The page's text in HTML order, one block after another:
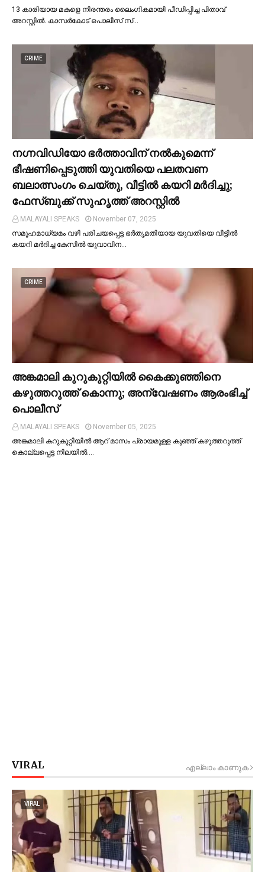
13 കാരിയായ മകളെ നിരന്തരം ലൈംഗികമായി പീഡിപ്പിച്ച പിതാവ്
അറസ്റ്റില്‍. കാസർകോട് പൊലീസ് സ്…
CRIME
നഗ്നവിഡിയോ ഭര്‍ത്താവിന് നല്‍കുമെന്ന്
ഭീഷണിപ്പെടുത്തി യുവതിയെ പലതവണ
ബലാത്സംഗം ചെയ്തു, വീട്ടില്‍ കയറി മര്‍ദിച്ചു;
ഫേസ്ബുക്ക് സുഹൃത്ത് അറസ്റ്റില്‍
MALAYALI SPEAKS
November 07, 2025
സമൂഹമാധ്യമം വഴി പരിചയപ്പെട്ട ഭർതൃമതിയായ യുവതിയെ വീട്ടില്‍
കയറി മർദിച്ച കേസില്‍ യുവാവിന…
CRIME
അങ്കമാലി കുറുകുറ്റിയില്‍ കൈക്കുഞ്ഞിനെ
കഴുത്തറുത്ത് കൊന്നു; അന്വേഷണം ആരംഭിച്ച്‌
പൊലീസ്
MALAYALI SPEAKS
November 05, 2025
അങ്കമാലി കറുകുറ്റിയില്‍ ആറ് മാസം പ്രായമുള്ള കുഞ്ഞ് കഴുത്തറുത്ത്
കൊല്ലപ്പെട്ട നിലയില്‍.…
VIRAL എല്ലാം കാണുക
VIRAL